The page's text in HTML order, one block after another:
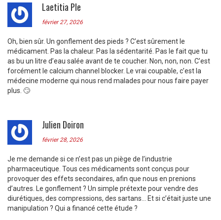
Laetitia Ple
février 27, 2026
Oh, bien sûr. Un gonflement des pieds ? C’est sûrement le
médicament. Pas la chaleur. Pas la sédentarité. Pas le fait que tu
as bu un litre d’eau salée avant de te coucher. Non, non, non. C’est
forcément le calcium channel blocker. Le vrai coupable, c’est la
médecine moderne qui nous rend malades pour nous faire payer
plus. 🙄
Julien Doiron
février 28, 2026
Je me demande si ce n’est pas un piège de l’industrie
pharmaceutique. Tous ces médicaments sont conçus pour
provoquer des effets secondaires, afin que nous en prenions
d’autres. Le gonflement ? Un simple prétexte pour vendre des
diurétiques, des compressions, des sartans… Et si c’était juste une
manipulation ? Qui a financé cette étude ?